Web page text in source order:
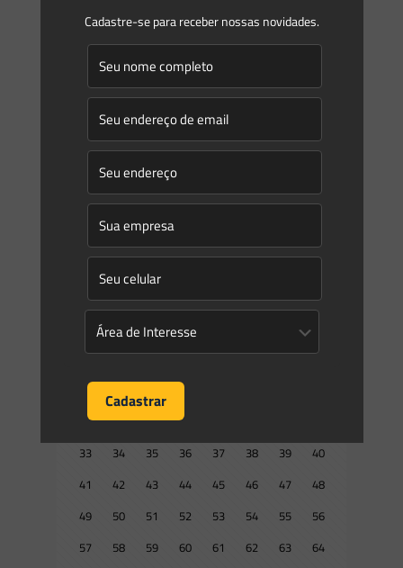
Saes Advogadoson
07/02/2025
Novidades | Âmbito Federal
Diário Oficial da União Publicado
em: 27/01/2025 | Edição: 18 | Seção: 1 | Página: 65
Órgão: Ministério de Portos e Aeroportos/Gabinete do
Ministro Portaria Nº 58, DE 24 DE janeiro DE 2025 Institui, no
[…]
2 3 4
9
10 11 12 13 14 15
16
17
20
25
26 27 28
33
34 35 36 37 38 39
40
41
42 43 44 45 46 47
48
49
50 51 52 53 54 55
56
57
58 59 60 61 62 63
64
Cadastre-se para receber nossas novidades.